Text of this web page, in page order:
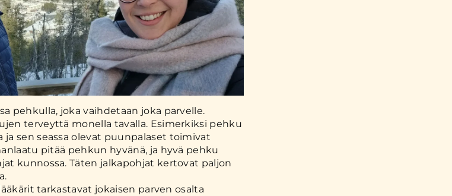
pehkulla, joka vaihdetaan joka parvelle.
terveyttä monella tavalla. Esimerkiksi pehku
sen seassa olevat puunpalaset toimivat
pitää pehkun hyvänä, ja hyvä pehku
kunnossa. Täten jalkapohjat kertovat paljon
tarkastavat jokaisen parven osalta